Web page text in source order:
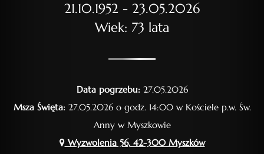
21.10.1952 - 23.05.2026
Wiek: 73 lata
Data pogrzebu:27.05.2026
Msza Święta:27.05.2026 o godz. 14:00 w Kościele p.w. Św.
Anny w Myszkowie
Wyzwolenia 56, 42-300 Myszków